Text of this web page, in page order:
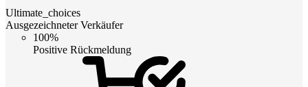
Ultimate_choices
Ausgezeichneter Verkäufer
100%
Positive Rückmeldung